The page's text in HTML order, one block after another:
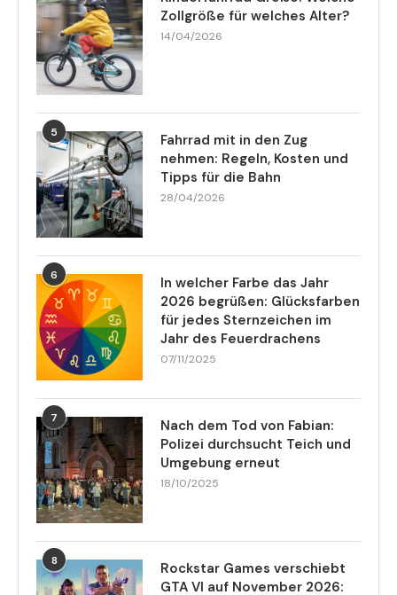
Zollgröße für welches Alter?
14/04/2026
5
Fahrrad mit in den Zug
nehmen: Regeln, Kosten und
Tipps für die Bahn
28/04/2026
6
In welcher Farbe das Jahr
2026 begrüßen: Glücksfarben
für jedes Sternzeichen im
Jahr des Feuerdrachens
07/11/2025
7
Nach dem Tod von Fabian:
Polizei durchsucht Teich und
Umgebung erneut
18/10/2025
8
Rockstar Games verschiebt
GTA VI auf November 2026: